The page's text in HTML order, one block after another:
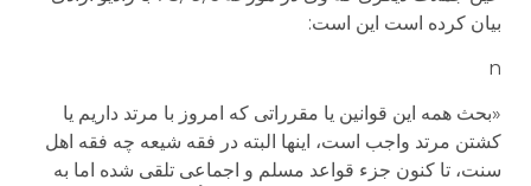
بیان کرده است این است:
n
«بحث همه این قوانین یا مقرراتی که امروز با مرتد داریم یا
کشتن مرتد واجب است، اینها البته در فقه شیعه چه فقه اهل
سنت، تا کنون جزء قواعد مسلم و اجماعی تلقی شده اما به